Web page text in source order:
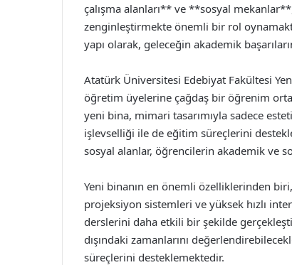
çalışma alanları** ve **sosyal
zenginleştirmekte önemli bir rol
yapı olarak, geleceğin akademik
Atatürk Üniversitesi Edebiyat Fakültesi
öğretim üyelerine çağdaş bir öğrenim
yeni bina, mimari tasarımıyla sadece
işlevselliği ile de eğitim süreçlerini
sosyal alanlar, öğrencilerin akademik ve
Yeni binanın en önemli özelliklerinden biri,
projeksiyon sistemleri ve yüksek hızlı
derslerini daha etkili bir şekilde
dışındaki zamanlarını
süreçlerini desteklemektedir.